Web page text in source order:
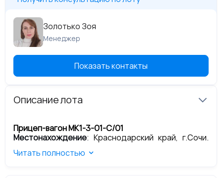
Золотько Зоя
Менеджер
Показать контакты
Описание лота
Прицеп-вагон МК1-3-01-С/01
Местонахождение: Краснодарский край, г.Сочи.
Заводской № машины (рамы):
Читать полностью